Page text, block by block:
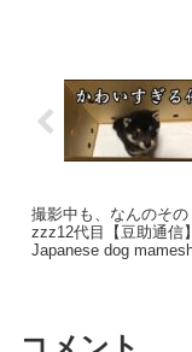
撮影中も、なんのそ
zzz12代目【豆助通信
Japanese dog